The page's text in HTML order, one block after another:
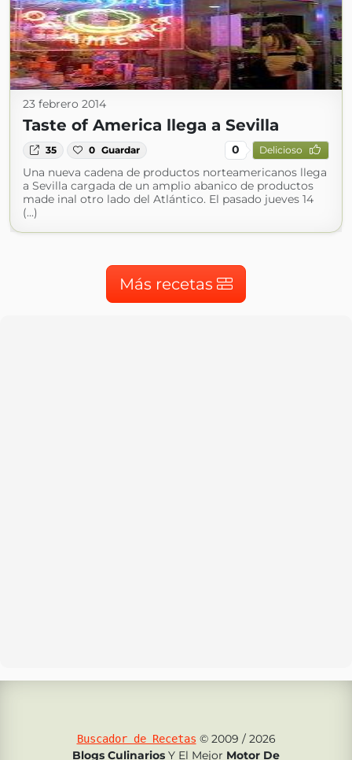
23 febrero 2014
Taste of America llega a Sevilla
35 0 Guardar 0 Delicioso
Una nueva cadena de productos norteamericanos llega
a Sevilla cargada de un amplio abanico de productos
made inal otro lado del Atlántico. El pasado jueves 14
(...)
Más recetas
Buscador de Recetas © 2009 / 2026
Blogs Culinarios Y El Mejor Motor De